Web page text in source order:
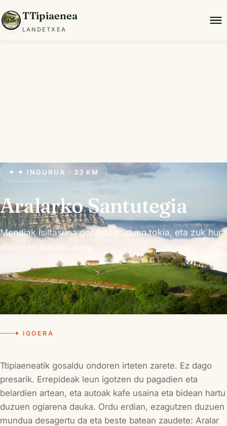
TTipiaenea
LANDETXEA
✦ ✦ INGURUA · 33 KM
Aralarko Santutegia
Mendiak isiltasuna gordetzen duen tokia, eta zuk hura
entzuten ikasten duzu
✦ IGOERA
Ttipiaeneatik gosaldu ondoren irteten zarete. Ez dago
presarik. Errepideak leun igotzen du pagadien eta
belardien artean, eta autoak kafe usaina eta bidean hartu
duzuen ogiarena dauka. Ordu erdian, ezagutzen duzuen
mundua desagertu da eta beste batean zaudete: Aralar